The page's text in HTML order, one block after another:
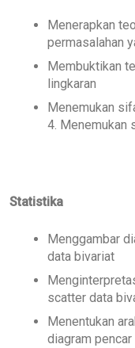
Menerapkan
permasalahan
Membuktikan
lingkaran
Menemukan
4.
Statistika
Menggambar
data bivariat
scatter data
Menentukan
diagram